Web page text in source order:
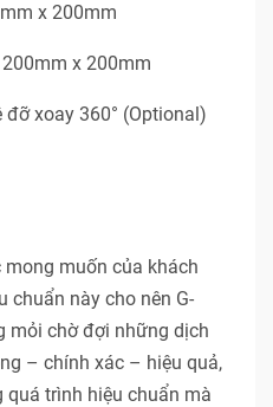
x 200mm
x 200mm
xoay 360° (Optional)
muốn của khách
chuẩn này cho nên G-
mỏi chờ đợi những dịch
– chính xác – hiệu quả,
trình hiệu chuẩn mà